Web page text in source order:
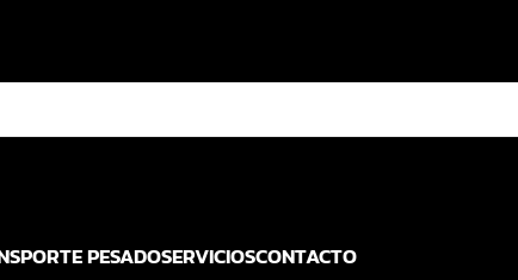
PESADOSERVICIOSCONTACTO